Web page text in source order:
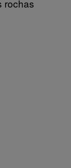
rochas